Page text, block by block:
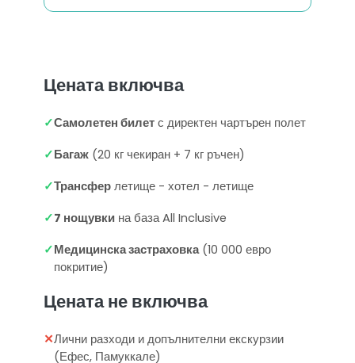
Цената включва
✓Самолетен билет с директен чартърен полет
✓Багаж (20 кг чекиран + 7 кг ръчен)
✓Трансфер летище - хотел - летище
✓7 нощувки на база All Inclusive
✓Медицинска застраховка(10 000 евро
покритие)
Цената не включва
✕Лични разходи и допълнителни екскурзии
(Ефес, Памуккале)